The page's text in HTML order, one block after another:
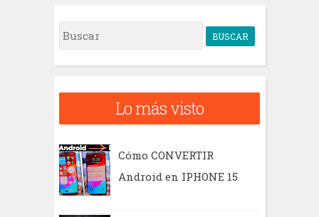
B
u
c
Lo más visto
Cómo CONVERTIR
Android en IPHONE 15